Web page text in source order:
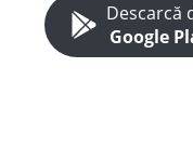
Descarcă
Google